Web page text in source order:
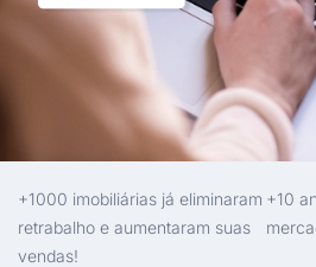
+1000 imobiliárias já eliminaram
retrabalho e aumentaram suas
vendas!
+10